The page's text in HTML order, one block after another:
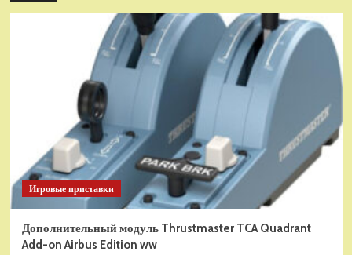
Игровые приставки
Дополнительный модуль Thrustmaster TCA Quadrant
Add-on Airbus Edition ww